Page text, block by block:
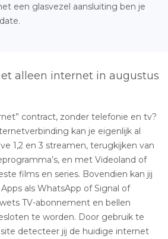
een glasvezel aansluiting ben je
alleen internet in augustus
contract, zonder telefonie en tv?
kan je eigenlijk al
1,2 en 3 streamen, terugkijken van
en met Videoland of
films en series. Bovendien kan jij
als WhatsApp of Signal of
TV-abonnement en bellen
te worden. Door gebruik te
detecteer jij de huidige internet